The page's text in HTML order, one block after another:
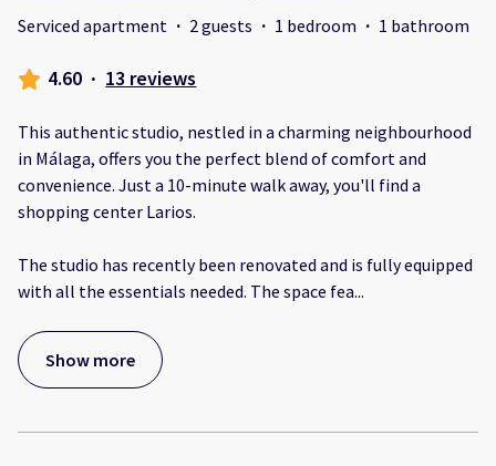
Serviced apartment · 2 guests · 1 bedroom · 1 bathroom
4.60 · 13 reviews
This authentic studio, nestled in a charming neighbourhood
in Málaga, offers you the perfect blend of comfort and
convenience. Just a 10-minute walk away, you'll find a
shopping center Larios.
The studio has recently been renovated and is fully equipped
with all the essentials needed. The space fea...
Show more